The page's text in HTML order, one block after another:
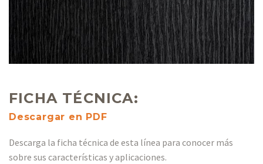
FICHA TÉCNICA:
Descargar en PDF
Descarga la ficha técnica de esta línea para conocer más
sobre sus características y aplicaciones.